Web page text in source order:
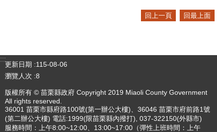
回上一頁 回最上面
:::
更新日期
115-08-06
瀏覽人次 8
版權所有 © 苗栗縣政府 Copyright 2019 Miaoli County Government
All rights reserved.
36001 苗栗市縣府路100號(第一辦公大樓)、36046 苗栗市府前路1號
(第二辦公大樓) 電話:1999(限苗栗縣內撥打), 037-322150(外縣市)
服務時間：上午8:00~12:00、13:00~17:00（彈性上班時間：上午